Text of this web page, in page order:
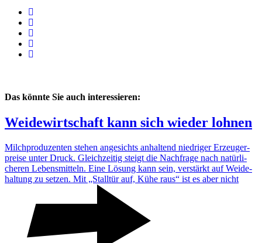
Das könnte Sie auch interessieren:
Weide­wirt­schaft kann sich wieder lohnen
Milch­pro­du­zenten stehen ange­sichts anhal­tend nied­riger Erzeu­ger­
preise unter Druck. Gleich­zeitig steigt die Nach­frage nach natür­li­
cheren Lebens­mit­teln. Eine Lösung kann sein, verstärkt auf Weide­
hal­tung zu setzen. Mit „Stalltür auf, Kühe raus“ ist es aber nicht